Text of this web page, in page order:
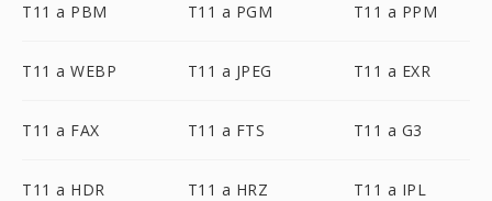
T11 a PBM T11 a PGM T11 a PPM
T11 a WEBP T11 a JPEG T11 a EXR
T11 a FAX T11 a FTS T11 a G3
T11 a HDR T11 a HRZ T11 a IPL